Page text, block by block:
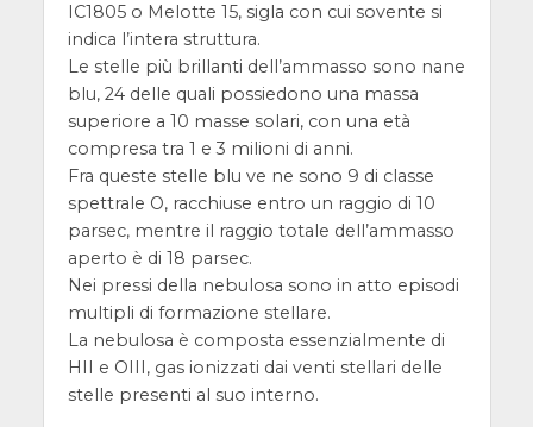
IC1805 o Melotte 15, sigla con cui sovente si
indica l’intera struttura.
Le stelle più brillanti dell’ammasso sono nane
blu, 24 delle quali possiedono una massa
superiore a 10 masse solari, con una età
compresa tra 1 e 3 milioni di anni.
Fra queste stelle blu ve ne sono 9 di classe
spettrale O, racchiuse entro un raggio di 10
parsec, mentre il raggio totale dell’ammasso
aperto è di 18 parsec.
Nei pressi della nebulosa sono in atto episodi
multipli di formazione stellare.
La nebulosa è composta essenzialmente di
HII e OIII, gas ionizzati dai venti stellari delle
stelle presenti al suo interno.